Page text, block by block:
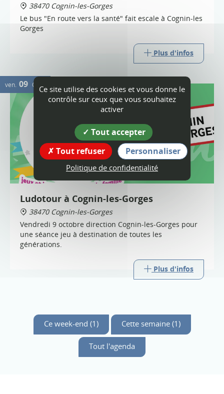
38470 Cognin-les-Gorges
Le bus "En route vers la santé" fait escale à Cognin-les
Gorges
Plus d'infos
ven. 09 OCT.
Ludotour à Cognin-les-Gorges
38470 Cognin-les-Gorges
Vendredi 9 octobre direction Cognin-les-Gorges pour
une séance jeu à destination de toutes les
générations.
Plus d'infos
Ce week-end (1) Cette semaine (1)
Tout l'agenda
Ce site utilise des cookies et vous donne le
contrôle sur ceux que vous souhaitez
activer
Tout accepter
Tout refuser
Personnaliser
Politique de confidentialité